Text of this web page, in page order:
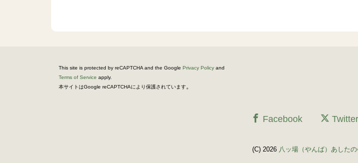
This site is protected by reCAPTCHA and the Google Privacy Policy and
Terms of Service apply.
本サイトはGoogle reCAPTCHAにより保護されています。
Facebook Twitter
(C) 2026 八ッ場（やんば）あしたの